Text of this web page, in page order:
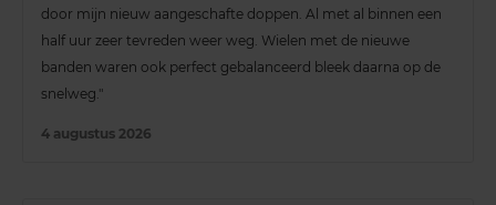
door mijn nieuw aangeschafte doppen. Al met al binnen een
half uur zeer tevreden weer weg. Wielen met de nieuwe
banden waren ook perfect gebalanceerd bleek daarna op de
snelweg."
4 augustus 2026